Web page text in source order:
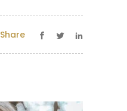
Share